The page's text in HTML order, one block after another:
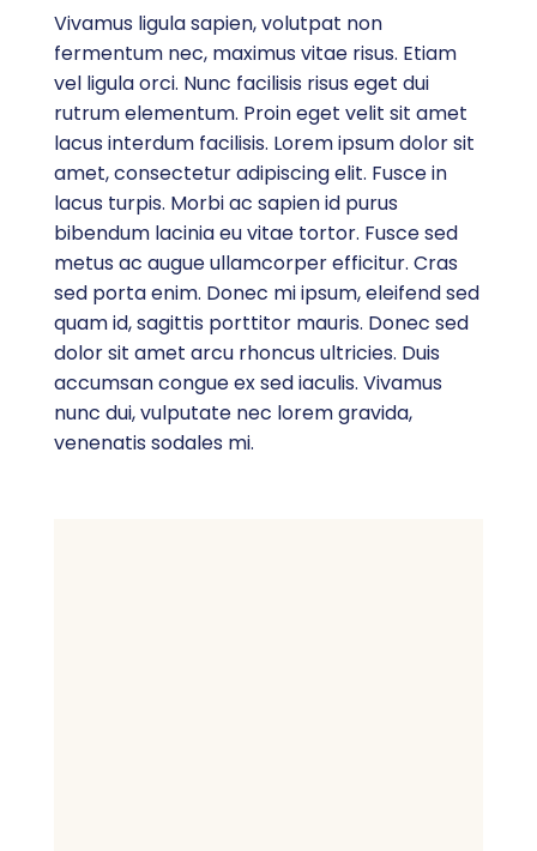
Vivamus ligula sapien, volutpat non
fermentum nec, maximus vitae risus. Etiam
vel ligula orci. Nunc facilisis risus eget dui
rutrum elementum. Proin eget velit sit amet
lacus interdum facilisis. Lorem ipsum dolor sit
amet, consectetur adipiscing elit. Fusce in
lacus turpis. Morbi ac sapien id purus
bibendum lacinia eu vitae tortor. Fusce sed
metus ac augue ullamcorper efficitur. Cras
sed porta enim. Donec mi ipsum, eleifend sed
quam id, sagittis porttitor mauris. Donec sed
dolor sit amet arcu rhoncus ultricies. Duis
accumsan congue ex sed iaculis. Vivamus
nunc dui, vulputate nec lorem gravida,
venenatis sodales mi.